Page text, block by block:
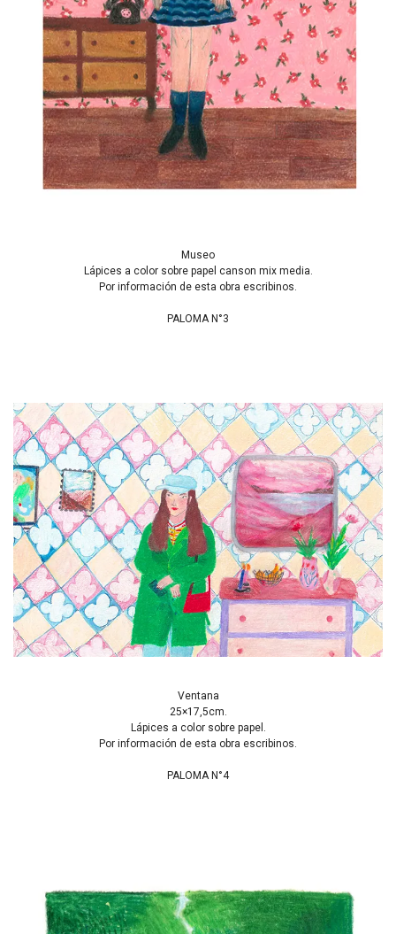
Museo
Lápices a color sobre papel canson mix media.
Por información de esta obra escribinos.
PALOMA N°3
Ventana
25×17,5cm.
Lápices a color sobre papel.
Por información de esta obra escribinos.
PALOMA N°4